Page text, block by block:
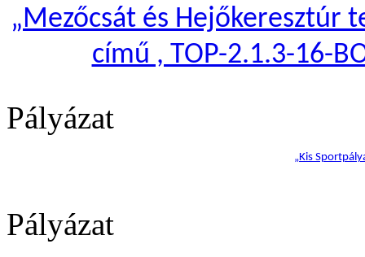
„Mezőcsát és Hejőkeresztúr
című , TOP-2.1.3-16-
Pályázat
„Kis
Pályázat